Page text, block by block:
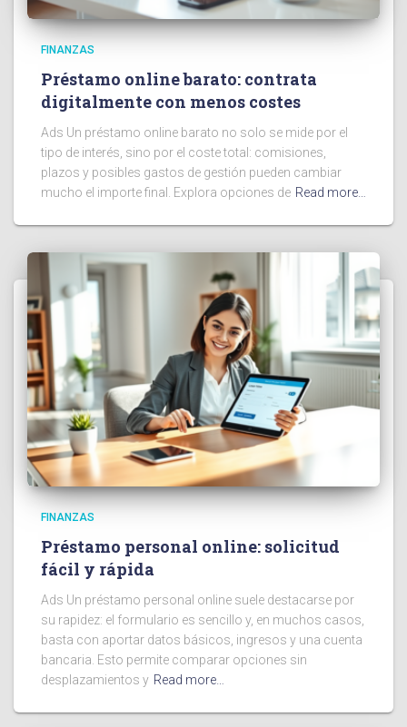
FINANZAS
Préstamo online barato: contrata
digitalmente con menos costes
Ads Un préstamo online barato no solo se mide por el
tipo de interés, sino por el coste total: comisiones,
plazos y posibles gastos de gestión pueden cambiar
mucho el importe final. Explora opciones de Read more…
FINANZAS
Préstamo personal online: solicitud
fácil y rápida
Ads Un préstamo personal online suele destacarse por
su rapidez: el formulario es sencillo y, en muchos casos,
basta con aportar datos básicos, ingresos y una cuenta
bancaria. Esto permite comparar opciones sin
desplazamientos y Read more…